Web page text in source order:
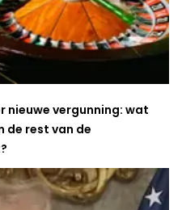
nieuwe vergunning: wat
de rest van de